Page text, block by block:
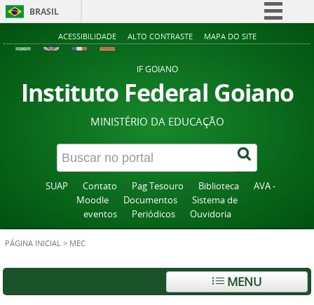
BRASIL
Simplifique!
Acesso à informação
Legislação
Canais
ACESSIBILIDADE ALTO CONTRASTE MAPA DO SITE
IF GOIANO
Instituto Federal Goiano
MINISTÉRIO DA EDUCAÇÃO
SUAP Contato Pag Tesouro Biblioteca
AVA -
Moodle
Documentos
Sistema de
eventos
Periódicos Ouvidoria
PÁGINA INICIAL > MEC
MENU